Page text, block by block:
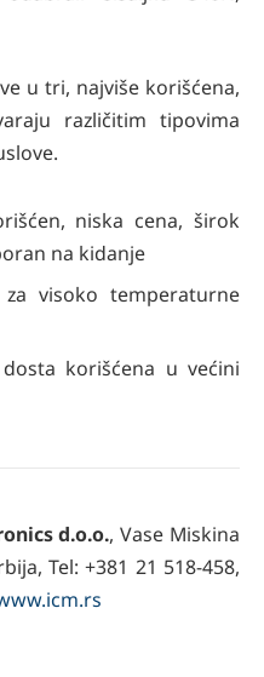
u tri, najviše korišćena,
različitim tipovima
niska cena, širok
na kidanje
temperaturne
korišćena u većini
d.o.o., Vase Miskina
Tel: +381 21 518-458,